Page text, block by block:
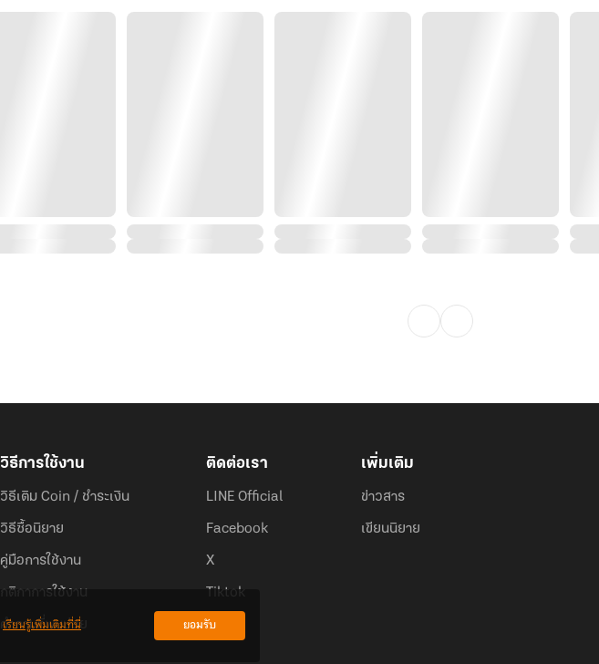
วิธีการใช้งาน
วิธีเติม Coin / ชำระเงิน
วิธีซื้อนิยาย
คู่มือการใช้งาน
กติกาการใช้งาน
คำถามที่พบบ่อย
ติดต่อเรา
LINE Official
Facebook
X
Tiktok
เพิ่มเติม
ข่าวสาร
เขียนนิยาย
เรียนรู้เพิ่มเติมที่นี่ ยอมรับ